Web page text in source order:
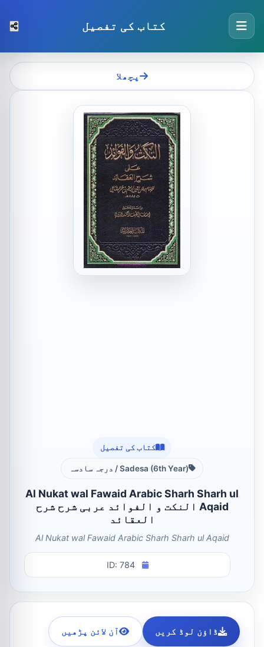
کتاب کی تفصیل
پچھلا
کتاب کی تفصیل
Sadesa (6th Year) / درجہ سادسہ
Al Nukat wal Fawaid Arabic Sharh Sharh ul
Aqaid النکت و الفوائد عربی شرح شرح
العقائد
Al Nukat wal Fawaid Arabic Sharh Sharh ul Aqaid
ID: 784
ڈاؤن لوڈ کریں آن لائن پڑھیں